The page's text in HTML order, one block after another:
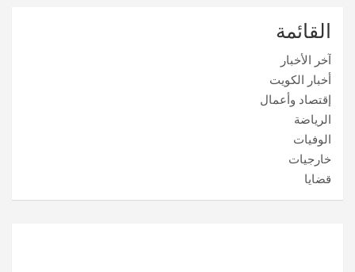
القائمة
آخر الأخبار
أخبار الكويت
إقتصاد وأعمال
الرياضة
الوفيات
خارجيات
قضايا